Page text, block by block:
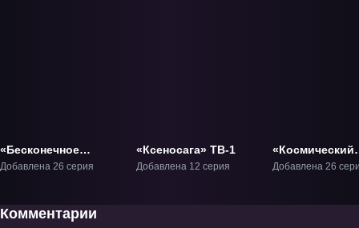
«Бесконечное
путешествие
Добавлена 26 серия
«Ксеносага» ТВ-1
Добавлена 12 серия
«Космический
рыцарь
Добавлена 26
Комментарии